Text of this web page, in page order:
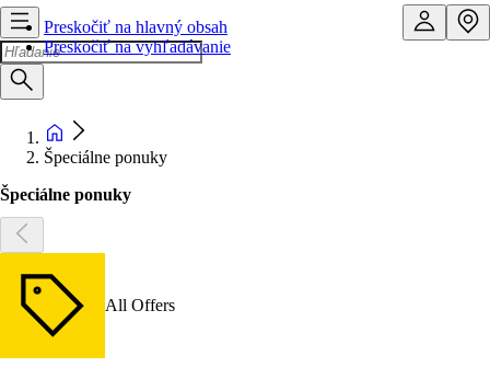
Preskočiť na hlavný obsah
Preskočiť na vyhľadávanie
Špeciálne ponuky
Špeciálne ponuky
All Offers